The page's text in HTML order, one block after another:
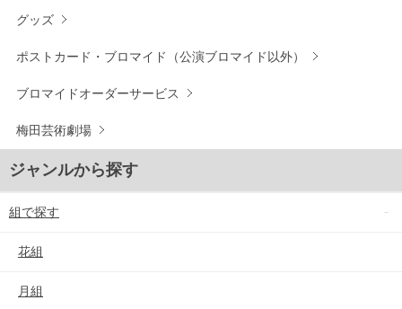
グッズ
ポストカード・ブロマイド（公演ブロマイド以外）
ブロマイドオーダーサービス
梅田芸術劇場
ジャンルから探す
組で探す
花組
月組